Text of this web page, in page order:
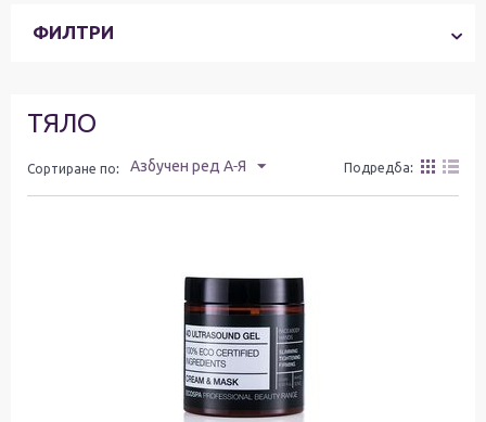
ФИЛТРИ
ТЯЛО
Подредба:
Сортиране по: Азбучен ред А-Я